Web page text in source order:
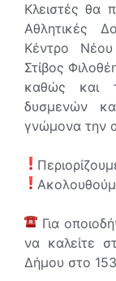
Κλειστές θα
Αθλητικές
Κέντρο
Στίβος
καθώς και
δυσμενών
γνώμονα την
Για
να καλείτε
Δήμου στο